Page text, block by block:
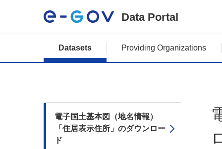
Data Portal
Datasets Providing Organizations
電子国土基本図（地名情報）
「住居表示住所」のダウンロー
ド